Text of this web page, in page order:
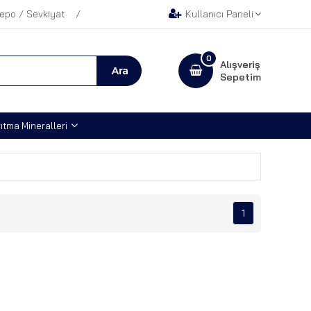
/ Sevkiyat Kullanıcı Paneli
Alışveriş
Sepetim
0
Mineralleri
1